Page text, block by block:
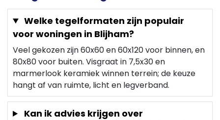
Welke tegelformaten zijn populair
voor woningen in Blijham?
Veel gekozen zijn 60x60 en 60x120 voor binnen, en
80x80 voor buiten. Visgraat in 7,5x30 en
marmerlook keramiek winnen terrein; de keuze
hangt af van ruimte, licht en legverband.
Kan ik advies krijgen over